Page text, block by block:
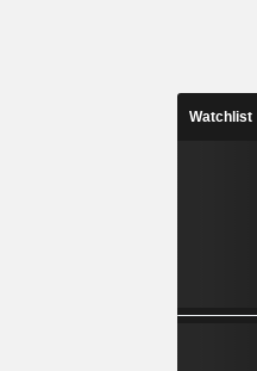
Watchlist